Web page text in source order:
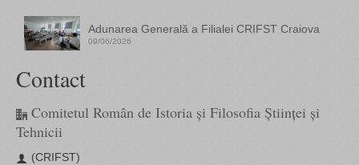
Adunarea Generală a Filialei CRIFST Craiova
09/06/2026
Contact
Comitetul Român de Istoria și Filosofia Științei și
Tehnicii
(CRIFST)